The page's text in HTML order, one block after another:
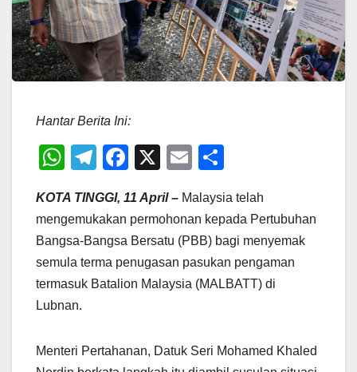
Hantar Berita Ini:
W
at
s
A
p
p
T
e
gr
a
m
F
c
e
b
o
X
E
ail ar
e
KOTA TINGGI, 11 April – Malaysia telah
mengemukakan permohonan kepada Pertubuhan
Bangsa-Bangsa Bersatu (PBB) bagi menyemak
semula terma penugasan pasukan pengaman
termasuk Batalion Malaysia (MALBATT) di
Lubnan.
Menteri Pertahanan, Datuk Seri Mohamed Khaled